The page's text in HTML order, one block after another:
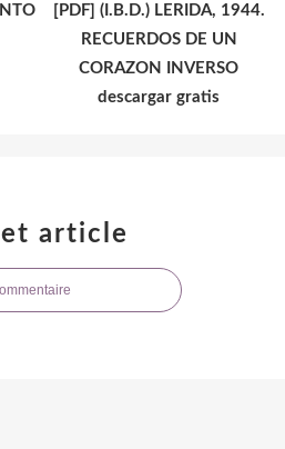
[PDF] (I.B.D.) LERIDA, 1944.
RECUERDOS DE UN
CORAZON INVERSO
descargar gratis
article